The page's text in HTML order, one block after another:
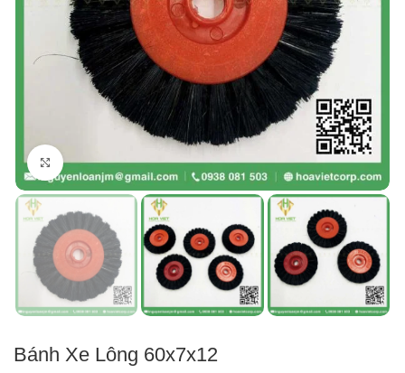
Click to enlarge
Bánh Xe Lông 60x7x12